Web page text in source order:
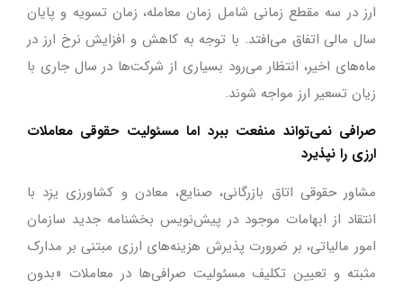
ارز در سه مقطع زمانی شامل زمان معامله، زمان تسویه و پایان
سال مالی اتفاق می‌افتد. با توجه به کاهش و افزایش نرخ ارز در
ماه‌های اخیر، انتظار می‌رود بسیاری از شرکت‌ها در سال جاری با
زیان تسعیر ارز مواجه شوند.
صرافی نمی‌تواند منفعت ببرد اما مسئولیت حقوقی معاملات
ارزی را نپذیرد
مشاور حقوقی اتاق بازرگانی، صنایع، معادن و کشاورزی یزد با
انتقاد از ابهامات موجود در پیش‌نویس بخشنامه جدید سازمان
امور مالیاتی، بر ضرورت پذیرش هزینه‌های ارزی مبتنی بر مدارک
مثبته و تعیین تکلیف مسئولیت صرافی‌ها در معاملات «بدون